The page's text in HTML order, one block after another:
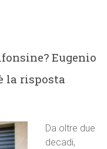
Eugenio
la risposta
Da oltre due
decadi,